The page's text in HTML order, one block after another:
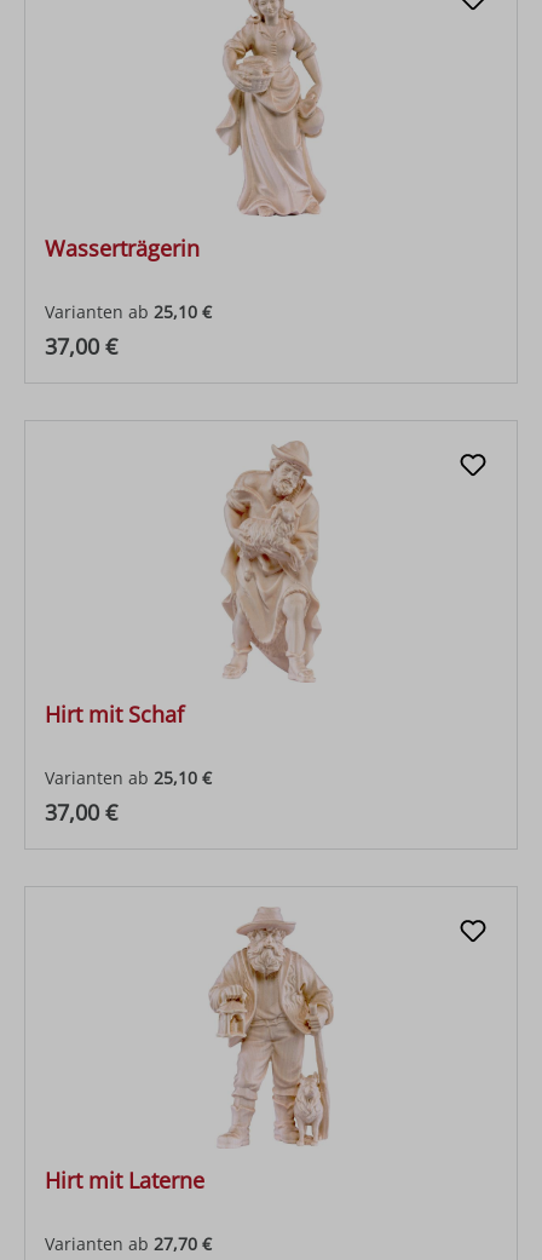
Wasserträgerin
Varianten ab 25,10 €
Regulärer Preis:
37,00 €
Hirt mit Schaf
Varianten ab 25,10 €
Regulärer Preis:
37,00 €
Hirt mit Laterne
Varianten ab 27,70 €